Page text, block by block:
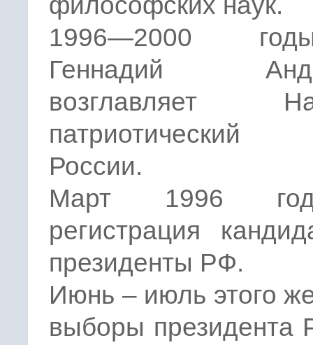
1996—2000
Геннадий
возглавляет
России.
Март 1996
регистрация
президенты РФ.
Июнь – июль этого
выборы президента